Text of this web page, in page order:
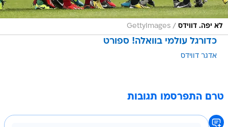
לא יפה. דווידס /
GettyImages
כדורגל עולמי בוואלה! ספורט
אדגר דווידס
טרם התפרסמו תגובות